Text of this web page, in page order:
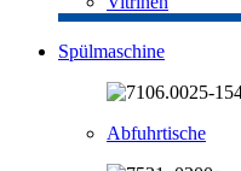
Spülmaschine
Abfuhrtische